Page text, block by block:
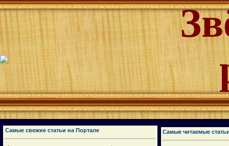
Самые свежие статьи на Портале Самые читаемые